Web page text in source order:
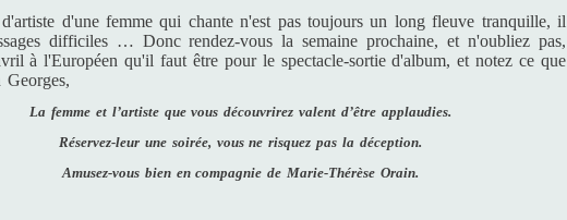
d'une femme qui chante n'est pas toujours un long fleuve tranquille, il
difficiles … Donc rendez-vous la semaine prochaine, et n'oubliez pas,
à l'Européen qu'il faut être pour le spectacle-sortie d'album, et notez ce que
La femme et l’artiste que vous découvrirez valent d’être applaudies.
Réservez-leur une soirée, vous ne risquez pas la déception.
Amusez-vous bien en compagnie de Marie-Thérèse Orain.